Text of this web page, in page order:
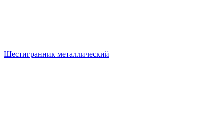
Шестигранник металлический